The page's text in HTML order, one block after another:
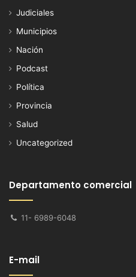
Judiciales
Municipios
Nación
Podcast
Política
Provincia
Salud
Uncategorized
Departamento comercial
11- 6989-6048
E-mail